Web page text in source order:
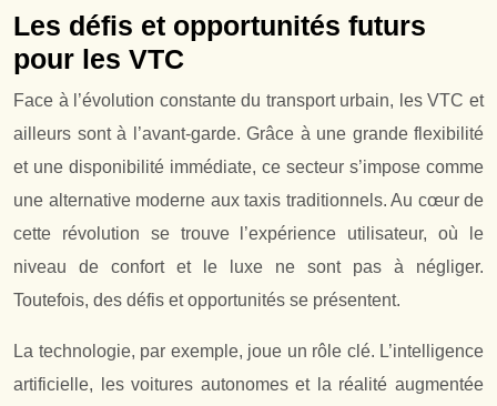
Les défis et opportunités futurs
pour les VTC
Face à l’évolution constante du transport urbain, les VTC et
ailleurs sont à l’avant-garde. Grâce à une grande flexibilité
et une disponibilité immédiate, ce secteur s’impose comme
une alternative moderne aux taxis traditionnels. Au cœur de
cette révolution se trouve l’expérience utilisateur, où le
niveau de confort et le luxe ne sont pas à négliger.
Toutefois, des défis et opportunités se présentent.
La technologie, par exemple, joue un rôle clé. L’intelligence
artificielle, les voitures autonomes et la réalité augmentée